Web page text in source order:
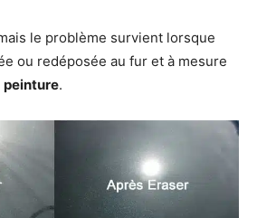
mais le problème survient lorsque
ou redéposée au fur et à mesure
peinture.